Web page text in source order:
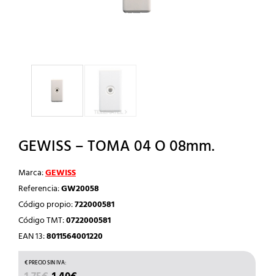
GEWISS – TOMA 04 O 08mm.
Marca:GEWISS
Referencia:GW20058
Código propio:722000581
Código TMT:0722000581
EAN 13:8011564001220